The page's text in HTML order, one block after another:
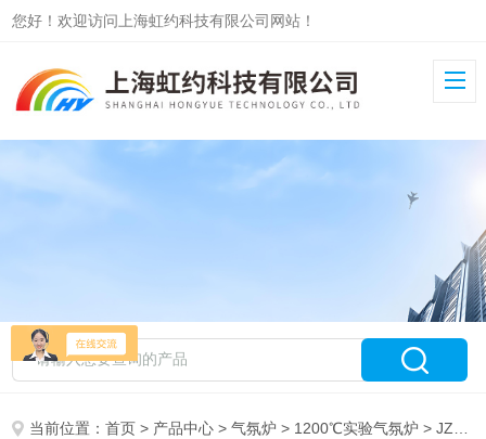
您好！欢迎访问上海虹约科技有限公司网站！
当前位置：首页 > 产品中心 >气氛炉 > 1200℃实验气氛炉 > JZQL1200-36L真空气氛炉（触摸屏）